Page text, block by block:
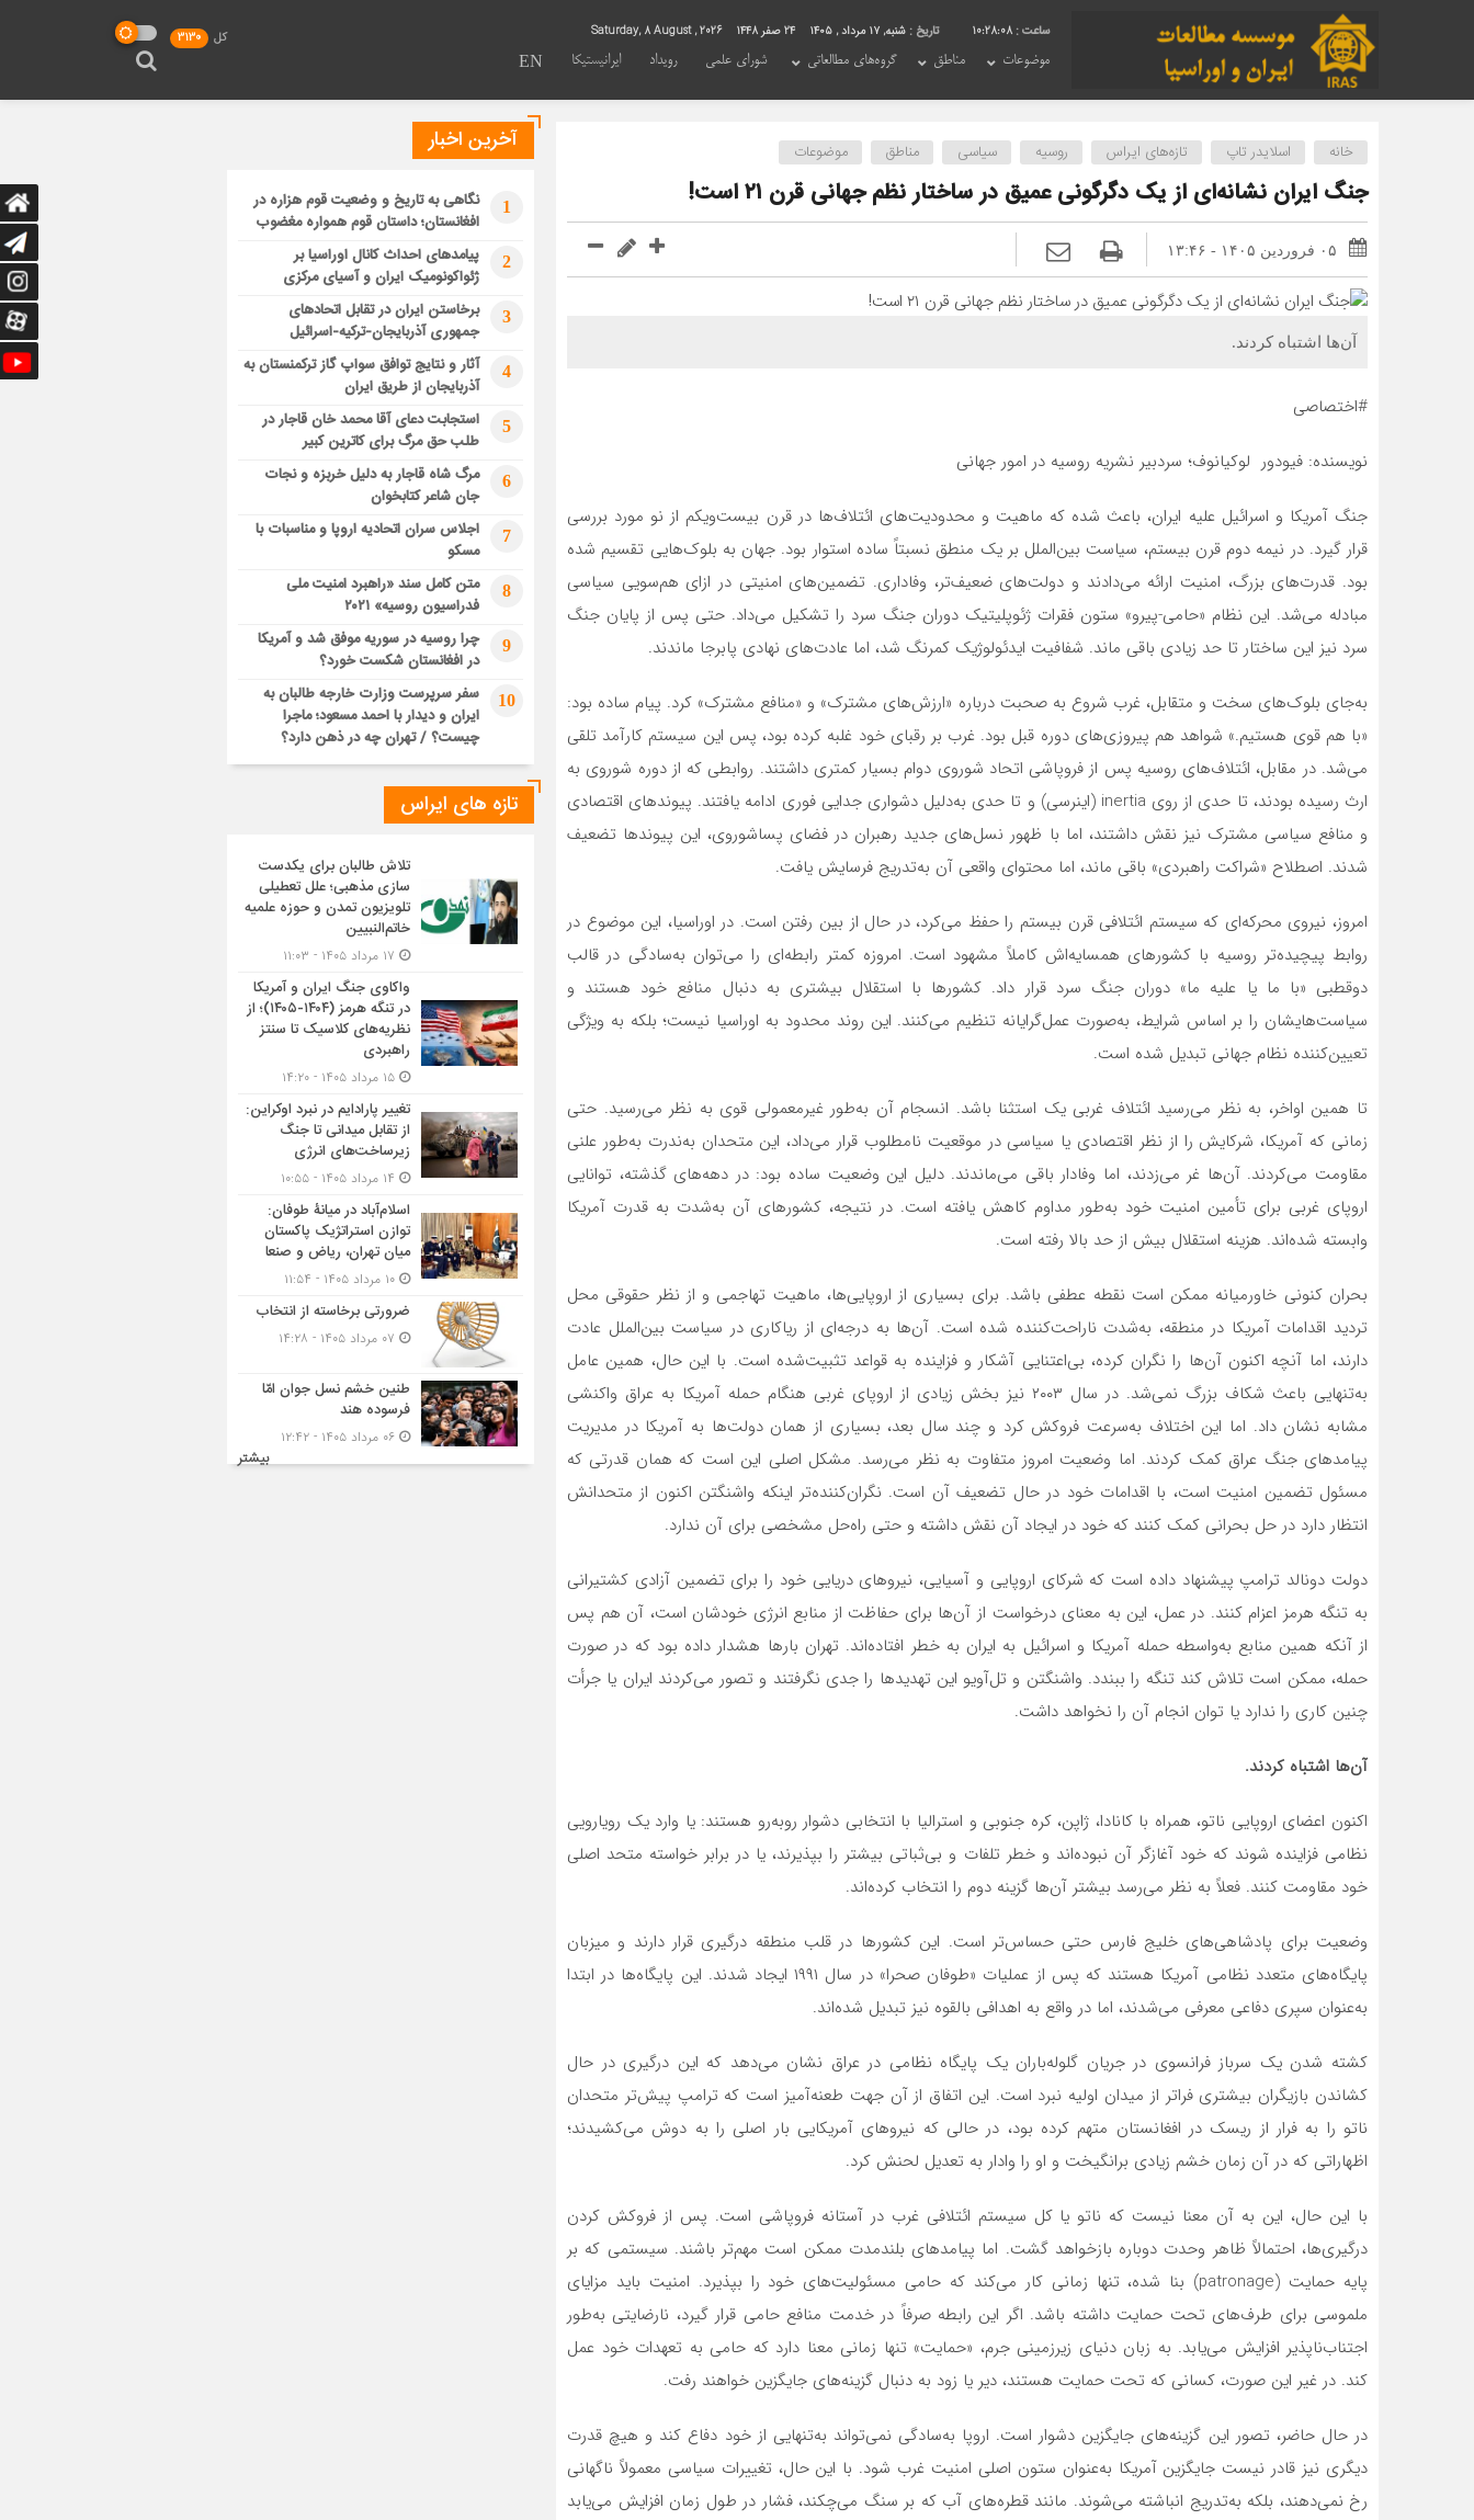
10:28:09 تاریخ : شنبه, ۱۷ مرداد , ۱۴۰۵ 24 صفر 1448
موضوعات
مناطق گروه‌های مطالعاتی شورای علمی رویداد ایرانیستیکا EN
کل 3130
خانه اسلایدر تاپ تازه‌های ایراس روسیه سیاسی مناطق موضوعات
جنگ ایران نشانه‌ای از یک دگرگونی عمیق در ساختار نظم جهانی قرن ۲۱ است!
۰۵ فروردین ۱۴۰۵ - ۱۳:۴۶
آن‌ها اشتباه کردند.
#اختصاصی
نویسنده: فیودور لوکیانوف؛ سردبیر نشریه روسیه در امور جهانی
جنگ آمریکا و اسرائیل علیه ایران، باعث شده که ماهیت و محدودیت‌های ائتلاف‌ها در قرن بیست‌ویکم از نو مورد بررسی
قرار گیرد. در نیمه دوم قرن بیستم، سیاست بین‌الملل بر یک منطق نسبتاً ساده استوار بود. جهان به بلوک‌هایی تقسیم شده
بود. قدرت‌های بزرگ، امنیت ارائه می‌دادند و دولت‌های ضعیف‌تر، وفاداری. تضمین‌های امنیتی در ازای هم‌سویی سیاسی
مبادله می‌شد. این نظام «حامی-پیرو» ستون فقرات ژئوپلیتیک دوران جنگ سرد را تشکیل می‌داد. حتی پس از پایان جنگ
سرد نیز این ساختار تا حد زیادی باقی ماند. شفافیت ایدئولوژیک کمرنگ شد، اما عادت‌های نهادی پابرجا ماندند.
به‌جای بلوک‌های سخت و متقابل، غرب شروع به صحبت درباره «ارزش‌های مشترک» و «منافع مشترک» کرد. پیام ساده بود:
«با هم قوی هستیم.» شواهد هم پیروزی‌های دوره قبل بود. غرب بر رقبای خود غلبه کرده بود، پس این سیستم کارآمد تلقی
می‌شد. در مقابل، ائتلاف‌های روسیه پس از فروپاشی اتحاد شوروی دوام بسیار کمتری داشتند. روابطی که از دوره شوروی به
ارث رسیده بودند، تا حدی از روی inertia (اینرسی) و تا حدی به‌دلیل دشواری جدایی فوری ادامه یافتند. پیوندهای اقتصادی
و منافع سیاسی مشترک نیز نقش داشتند، اما با ظهور نسل‌های جدید رهبران در فضای پساشوروی، این پیوندها تضعیف
شدند. اصطلاح «شراکت راهبردی» باقی ماند، اما محتوای واقعی آن به‌تدریج فرسایش یافت.
امروز، نیروی محرکه‌ای که سیستم ائتلافی قرن بیستم را حفظ می‌کرد، در حال از بین رفتن است. در اوراسیا، این موضوع در
روابط پیچیده‌تر روسیه با کشورهای همسایه‌اش کاملاً مشهود است. امروزه کمتر رابطه‌ای را می‌توان به‌سادگی در قالب
دوقطبی «با ما یا علیه ما» دوران جنگ سرد قرار داد. کشورها با استقلال بیشتری به دنبال منافع خود هستند و
سیاست‌هایشان را بر اساس شرایط، به‌صورت عمل‌گرایانه تنظیم می‌کنند. این روند محدود به اوراسیا نیست؛ بلکه به ویژگی
تعیین‌کننده نظام جهانی تبدیل شده است.
تا همین اواخر، به نظر می‌رسید ائتلاف غربی یک استثنا باشد. انسجام آن به‌طور غیرمعمولی قوی به نظر می‌رسید. حتی
زمانی که آمریکا، شرکایش را از نظر اقتصادی یا سیاسی در موقعیت نامطلوب قرار می‌داد، این متحدان به‌ندرت به‌طور علنی
مقاومت می‌کردند. آن‌ها غر می‌زدند، اما وفادار باقی می‌ماندند. دلیل این وضعیت ساده بود: در دهه‌های گذشته، توانایی
اروپای غربی برای تأمین امنیت خود به‌طور مداوم کاهش یافته است. در نتیجه، کشورهای آن به‌شدت به قدرت آمریکا
وابسته شده‌اند. هزینه استقلال بیش از حد بالا رفته است.
بحران کنونی خاورمیانه ممکن است نقطه عطفی باشد. برای بسیاری از اروپایی‌ها، ماهیت تهاجمی و از نظر حقوقی محل
تردید اقدامات آمریکا در منطقه، به‌شدت ناراحت‌کننده شده است. آن‌ها به درجه‌ای از ریاکاری در سیاست بین‌الملل عادت
دارند، اما آنچه اکنون آن‌ها را نگران کرده، بی‌اعتنایی آشکار و فزاینده به قواعد تثبیت‌شده است. با این حال، همین عامل
به‌تنهایی باعث شکاف بزرگ نمی‌شد. در سال ۲۰۰۳ نیز بخش زیادی از اروپای غربی هنگام حمله آمریکا به عراق واکنشی
مشابه نشان داد. اما این اختلاف به‌سرعت فروکش کرد و چند سال بعد، بسیاری از همان دولت‌ها به آمریکا در مدیریت
پیامدهای جنگ عراق کمک کردند. اما وضعیت امروز متفاوت به نظر می‌رسد. مشکل اصلی این است که همان قدرتی که
مسئول تضمین امنیت است، با اقدامات خود در حال تضعیف آن است. نگران‌کننده‌تر اینکه واشنگتن اکنون از متحدانش
انتظار دارد در حل بحرانی کمک کنند که خود در ایجاد آن نقش داشته و حتی راه‌حل مشخصی برای آن ندارد.
دولت دونالد ترامپ پیشنهاد داده است که شرکای اروپایی و آسیایی، نیروهای دریایی خود را برای تضمین آزادی کشتیرانی
به تنگه هرمز اعزام کنند. در عمل، این به معنای درخواست از آن‌ها برای حفاظت از منابع انرژی خودشان است، آن هم پس
از آنکه همین منابع به‌واسطه حمله آمریکا و اسرائیل به ایران به خطر افتاده‌اند. تهران بارها هشدار داده بود که در صورت
حمله، ممکن است تلاش کند تنگه را ببندد. واشنگتن و تل‌آویو این تهدیدها را جدی نگرفتند و تصور می‌کردند ایران یا جرأت
چنین کاری را ندارد یا توان انجام آن را نخواهد داشت.
آن‌ها اشتباه کردند.
اکنون اعضای اروپایی ناتو، همراه با کانادا، ژاپن، کره جنوبی و استرالیا با انتخابی دشوار روبه‌رو هستند: یا وارد یک رویارویی
نظامی فزاینده شوند که خود آغازگر آن نبوده‌اند و خطر تلفات و بی‌ثباتی بیشتر را بپذیرند، یا در برابر خواسته متحد اصلی
خود مقاومت کنند. فعلاً به نظر می‌رسد بیشتر آن‌ها گزینه دوم را انتخاب کرده‌اند.
وضعیت برای پادشاهی‌های خلیج فارس حتی حساس‌تر است. این کشورها در قلب منطقه درگیری قرار دارند و میزبان
پایگاه‌های متعدد نظامی آمریکا هستند که پس از عملیات «طوفان صحرا» در سال ۱۹۹۱ ایجاد شدند. این پایگاه‌ها در ابتدا
به‌عنوان سپری دفاعی معرفی می‌شدند، اما در واقع به اهدافی بالقوه نیز تبدیل شده‌اند.
کشته شدن یک سرباز فرانسوی در جریان گلوله‌باران یک پایگاه نظامی در عراق نشان می‌دهد که این درگیری در حال
کشاندن بازیگران بیشتری فراتر از میدان اولیه نبرد است. این اتفاق از آن جهت طعنه‌آمیز است که ترامپ پیش‌تر متحدان
ناتو را به فرار از ریسک در افغانستان متهم کرده بود، در حالی که نیروهای آمریکایی بار اصلی را به دوش می‌کشیدند؛
اظهاراتی که در آن زمان خشم زیادی برانگیخت و او را وادار به تعدیل لحنش کرد.
با این حال، این به آن معنا نیست که ناتو یا کل سیستم ائتلافی غرب در آستانه فروپاشی است. پس از فروکش کردن
درگیری‌ها، احتمالاً ظاهر وحدت دوباره بازخواهد گشت. اما پیامدهای بلندمدت ممکن است مهم‌تر باشند. سیستمی که بر
پایه حمایت (patronage) بنا شده، تنها زمانی کار می‌کند که حامی مسئولیت‌های خود را بپذیرد. امنیت باید مزایای
ملموسی برای طرف‌های تحت حمایت داشته باشد. اگر این رابطه صرفاً در خدمت منافع حامی قرار گیرد، نارضایتی به‌طور
اجتناب‌ناپذیر افزایش می‌یابد. به زبان دنیای زیرزمینی جرم، «حمایت» تنها زمانی معنا دارد که حامی به تعهدات خود عمل
کند. در غیر این صورت، کسانی که تحت حمایت هستند، دیر یا زود به دنبال گزینه‌های جایگزین خواهند رفت.
در حال حاضر، تصور این گزینه‌های جایگزین دشوار است. اروپا به‌سادگی نمی‌تواند به‌تنهایی از خود دفاع کند و هیچ قدرت
دیگری نیز قادر نیست جایگزین آمریکا به‌عنوان ستون اصلی امنیت غرب شود. با این حال، تغییرات سیاسی معمولاً ناگهانی
رخ نمی‌دهند، بلکه به‌تدریج انباشته می‌شوند. مانند قطره‌های آب که بر سنگ می‌چکند، فشار در طول زمان افزایش می‌یابد
آخرین اخبار
1
نگاهی به تاریخ و وضعیت قوم هزاره در
افغانستان؛ داستان قوم همواره مغضوب
2
پیامدهای احداث کانال اوراسیا بر
ژئواکونومیک ایران و آسیای مرکزی
3
برخاستن ایران در تقابل اتحادهای
جمهوری آذربایجان-ترکیه-اسرائیل
4
آثار و نتایج توافق سواپ گاز ترکمنستان به
آذربایجان از طریق ایران
5
استجابت دعای آقا محمد خان قاجار در
طلب حق مرگ برای کاترین کبیر
6
مرگ شاه قاجار به دلیل خربزه و نجات
جان شاعر کتابخوان
7
اجلاس سران اتحادیه اروپا و مناسبات با
مسکو
8
متن کامل سند «راهبرد امنیت ملی
فدراسیون روسیه» ۲۰۲۱
9
چرا روسیه در سوریه موفق شد و آمریکا
در افغانستان شکست خورد؟
10
سفر سرپرست وزارت خارجه طالبان به
ایران و دیدار با احمد مسعود؛ ماجرا
چیست؟ / تهران چه در ذهن دارد؟
تازه های ایراس
تلاش طالبان برای یکدست
سازی مذهبی؛ علل تعطیلی
تلویزیون تمدن و حوزه علمیه
خاتم‌النبیین
واکاوی جنگ ایران و آمریکا
در تنگه هرمز (۱۴۰۴-۱۴۰۵)؛ از
نظریه‌های کلاسیک تا سنتز
راهبردی
تغییر پارادایم در نبرد اوکراین:
از تقابل میدانی تا جنگ
زیرساخت‌های انرژی
اسلام‌آباد در میانۀ طوفان:
توازن استراتژیک پاکستان
میان تهران، ریاض و صنعا
ضرورتی برخاسته از انتخاب
طنین خشم نسل جوان امّا
فرسوده هند
بیشتر